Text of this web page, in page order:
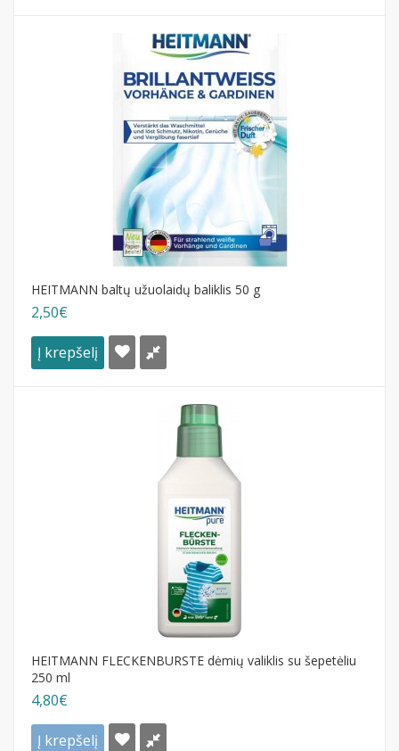
HEITMANN baltų užuolaidų baliklis 50 g
2,50€
Į krepšelį
HEITMANN FLECKENBURSTE dėmių valiklis su šepetėliu
250 ml
4,80€
Į krepšelį